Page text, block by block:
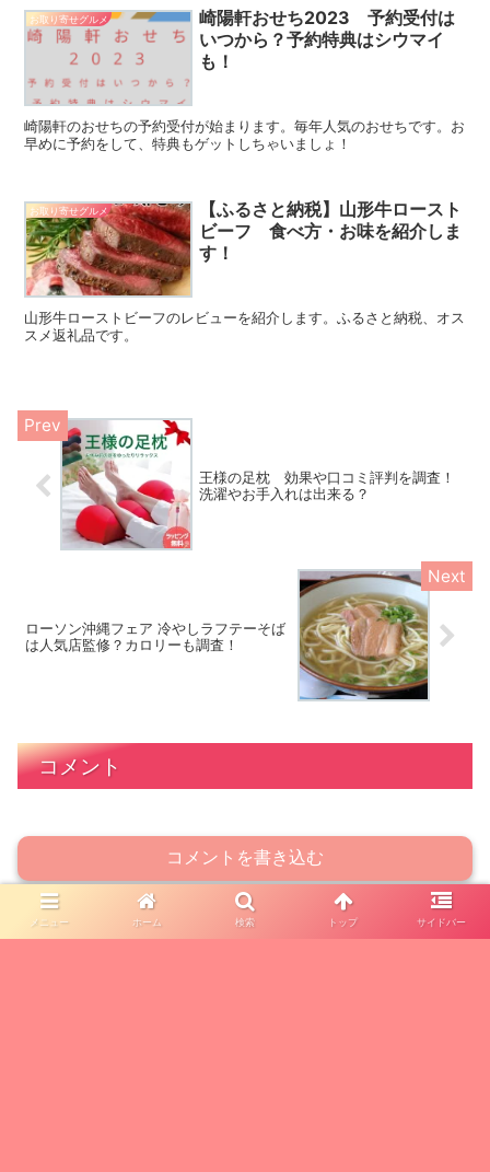
お取り寄せグルメ
崎陽軒おせち2023 予約受付は
いつから？予約特典はシウマイ
も！
崎陽軒のおせちの予約受付が始まります。毎年人気のおせちです。お
早めに予約をして、特典もゲットしちゃいましょ！
お取り寄せグルメ
【ふるさと納税】山形牛ロースト
ビーフ 食べ方・お味を紹介しま
す！
山形牛ローストビーフのレビューを紹介します。ふるさと納税、オス
スメ返礼品です。
王様の足枕 効果や口コミ評判を調査！
洗濯やお手入れは出来る？
ローソン沖縄フェア 冷やしラフテーそば
は人気店監修？カロリーも調査！
コメント
コメントを書き込む
メニュー ホーム 検索 トップ サイドバー